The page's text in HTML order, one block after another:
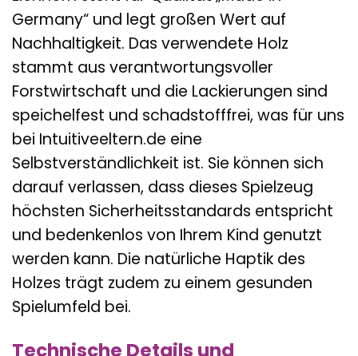
Germany“ und legt großen Wert auf
Nachhaltigkeit. Das verwendete Holz
stammt aus verantwortungsvoller
Forstwirtschaft und die Lackierungen sind
speichelfest und schadstofffrei, was für uns
bei Intuitiveeltern.de eine
Selbstverständlichkeit ist. Sie können sich
darauf verlassen, dass dieses Spielzeug
höchsten Sicherheitsstandards entspricht
und bedenkenlos von Ihrem Kind genutzt
werden kann. Die natürliche Haptik des
Holzes trägt zudem zu einem gesunden
Spielumfeld bei.
Technische Details und